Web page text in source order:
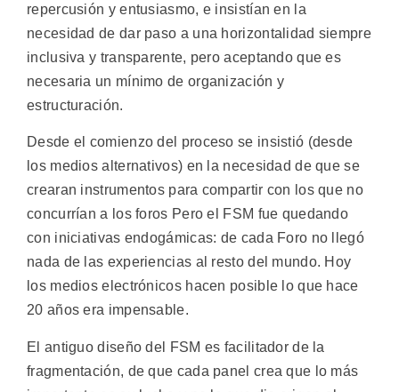
repercusión y entusiasmo, e insistían en la
necesidad de dar paso a una horizontalidad siempre
inclusiva y transparente, pero aceptando que es
necesaria un mínimo de organización y
estructuración.
Desde el comienzo del proceso se insistió (desde
los medios alternativos) en la necesidad de que se
crearan instrumentos para compartir con los que no
concurrían a los foros Pero el FSM fue quedando
con iniciativas endogámicas: de cada Foro no llegó
nada de las experiencias al resto del mundo. Hoy
los medios electrónicos hacen posible lo que hace
20 años era impensable.
El antiguo diseño del FSM es facilitador de la
fragmentación, de que cada panel crea que lo más